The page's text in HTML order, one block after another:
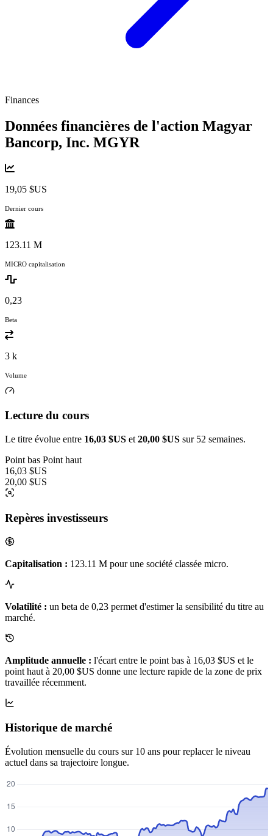
Finances
Données financières de l'action Magyar
Bancorp, Inc. MGYR
19,05 $US
Dernier cours
123.11 M
MICRO capitalisation
0,23
Beta
3 k
Volume
Lecture du cours
Le titre évolue entre 16,03 $US et 20,00 $US sur 52 semaines.
Point bas Point haut
16,03 $US
20,00 $US
Repères investisseurs
Capitalisation : 123.11 M pour une société classée micro.
Volatilité : un beta de 0,23 permet d'estimer la sensibilité du titre au
marché.
Amplitude annuelle : l'écart entre le point bas à 16,03 $US et le
point haut à 20,00 $US donne une lecture rapide de la zone de prix
travaillée récemment.
Historique de marché
Évolution mensuelle du cours sur 10 ans pour replacer le niveau
actuel dans sa trajectoire longue.